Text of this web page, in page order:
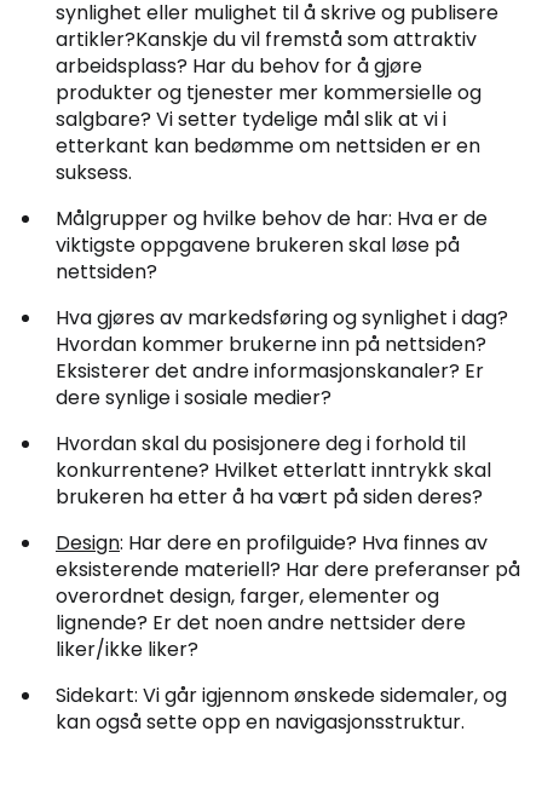
synlighet eller mulighet til å skrive og publisere
artikler?Kanskje du vil fremstå som attraktiv
arbeidsplass? Har du behov for å gjøre
produkter og tjenester mer kommersielle og
salgbare? Vi setter tydelige mål slik at vi i
etterkant kan bedømme om nettsiden er en
suksess.
Målgrupper og hvilke behov de har: Hva er de
viktigste oppgavene brukeren skal løse på
nettsiden?
Hva gjøres av markedsføring og synlighet i dag?
Hvordan kommer brukerne inn på nettsiden?
Eksisterer det andre informasjonskanaler? Er
dere synlige i sosiale medier?
Hvordan skal du posisjonere deg i forhold til
konkurrentene? Hvilket etterlatt inntrykk skal
brukeren ha etter å ha vært på siden deres?
Design: Har dere en profilguide? Hva finnes av
eksisterende materiell? Har dere preferanser på
overordnet design, farger, elementer og
lignende? Er det noen andre nettsider dere
liker/ikke liker?
Sidekart: Vi går igjennom ønskede sidemaler, og
kan også sette opp en navigasjonsstruktur.